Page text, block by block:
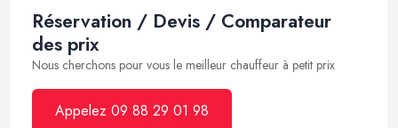
Réservation / Devis / Comparateur
des prix
Nous cherchons pour vous le meilleur chauffeur à petit prix
Appelez 09 88 29 01 98